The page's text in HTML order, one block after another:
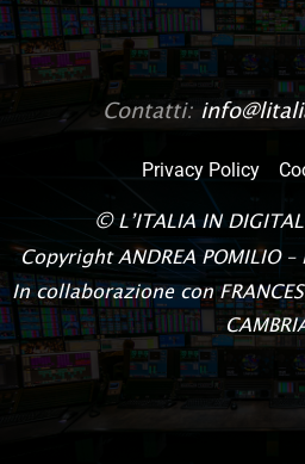
Contatti:
Privacy Policy
© L’ITALIA IN
Copyright ANDREA POMILIO –
In collaborazione con